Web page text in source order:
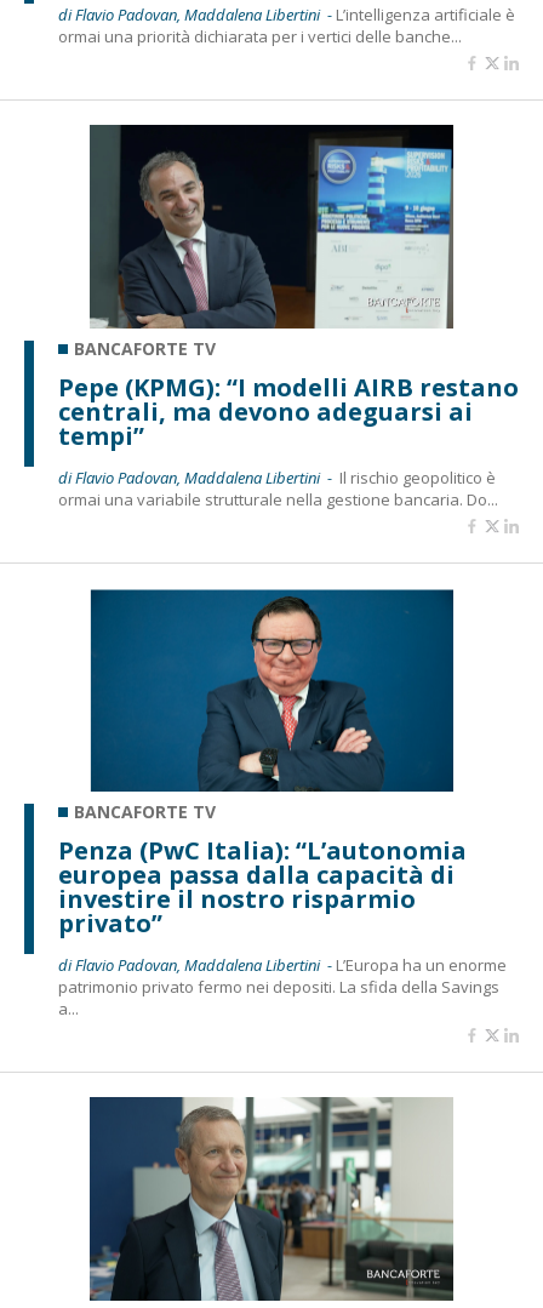
di Flavio Padovan, Maddalena Libertini - L’intelligenza artificiale è
ormai una priorità dichiarata per i vertici delle banche...
BANCAFORTE TV
Pepe (KPMG): “I modelli AIRB restano
centrali, ma devono adeguarsi ai
tempi”
di Flavio Padovan, Maddalena Libertini - Il rischio geopolitico è
ormai una variabile strutturale nella gestione bancaria. Do...
BANCAFORTE TV
Penza (PwC Italia): “L’autonomia
europea passa dalla capacità di
investire il nostro risparmio
privato”
di Flavio Padovan, Maddalena Libertini - L’Europa ha un enorme
patrimonio privato fermo nei depositi. La sfida della Savings
a...